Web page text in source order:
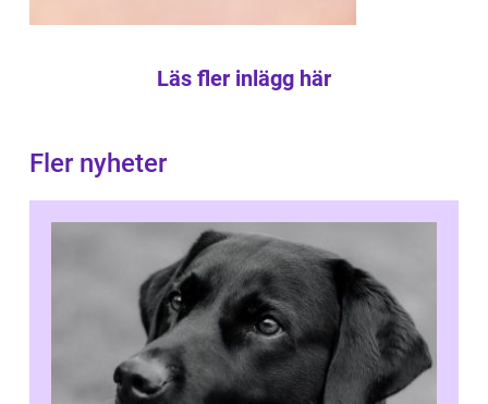
Läs fler inlägg här
Fler nyheter